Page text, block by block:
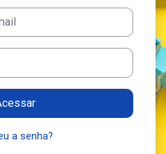
conta
a senha?